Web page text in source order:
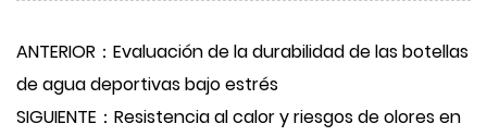
ANTERIOR：Evaluación de la durabilidad de las botellas
de agua deportivas bajo estrés
SIGUIENTE：Resistencia al calor y riesgos de olores en